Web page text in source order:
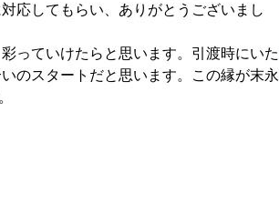
応してもらい、ありがとうございまし
っていけたらと思います。引渡時にいた
のスタートだと思います。この縁が末永